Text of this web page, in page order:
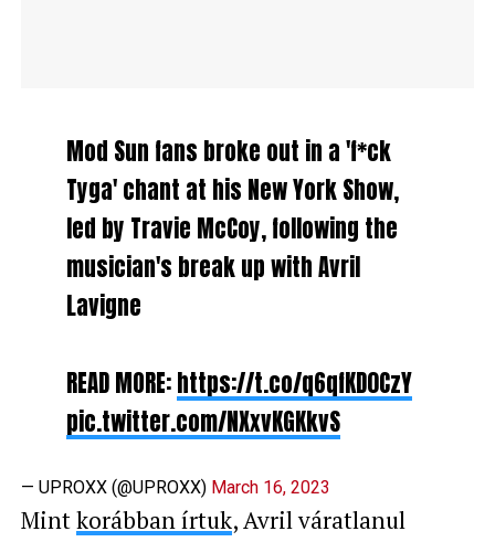
Mod Sun fans broke out in a 'f*ck
Tyga' chant at his New York Show,
led by Travie McCoy, following the
musician's break up with Avril
Lavigne
READ MORE:https://t.co/q6qfKD0CzY
pic.twitter.com/NXxvKGKkvS
— UPROXX (@UPROXX) March 16, 2023
Mintkorábban írtuk, Avril váratlanul